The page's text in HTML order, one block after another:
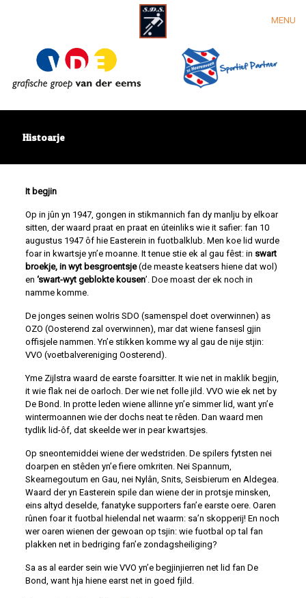
MENU
Histoarje
It begjin
Op in jûn yn 1947, gongen in stikmannich fan dy manlju by elkoar
sitten, der waard praat en praat en úteinliks wie it safier: fan 10
augustus 1947 ôf hie Easterein in fuotbalklub. Men koe lid wurde
foar in kwartsje yn’e moanne. It tenue stie ek al gau fêst: in swart
broekje, in wyt besgroentsje(de measte keatsers hiene dat wol)
en ‘swart-wyt geblokte kousen’. Doe moast der ek noch in
namme komme.
De jonges seinen wolris SDO (samenspel doet overwinnen) as
OZO (Oosterend zal overwinnen), mar dat wiene fansesl gjin
offisjele nammen. Yn’e stikken komme wy al gau de nije stjin:
VVO (voetbalvereniging Oosterend).
Yme Zijlstra waard de earste foarsitter. It wie net in maklik begjin,
it wie flak nei de oarloch. Der wie net folle jild. VVO wie ek net by
De Bond. In protte leden wiene allinne yn’e simmer lid, want yn’e
wintermoannen wie der dochs neat te rêden. Dan waard men
tydlik lid-ôf, dat skeelde wer in pear kwartsjes.
Op sneontemiddei wiene der wedstriden. De spilers fytsten nei
doarpen en stêden yn’e fiere omkriten. Nei Spannum,
Skearnegoutum en Gau, nei Nylân, Snits, Seisbierum en Aldegea.
Waard der yn Easterein spile dan wiene der in protsje minsken,
eins altyd deselde, fanatyke supporters fan’e earste oere. Oaren
rûnen foar it fuotbal hielendal net waarm: sa’n skopperij! En noch
wer oaren wienen der gewoan op tsjin: wie fuotbal op tal fan
plakken net in bedriging fan’e zondagsheiliging?
Sa as al earder sein wie VVO yn’e begjinjierren net lid fan De
Bond, want hja hiene earst net in goed fjild.